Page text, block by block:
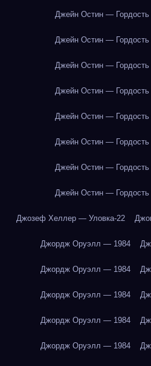
Джейн Остин — Гордость
Джейн Остин — Гордость
Джейн Остин — Гордость
Джейн Остин — Гордость
Джейн Остин — Гордость
Джейн Остин — Гордость
Джейн Остин — Гордость
Джейн Остин — Гордость
Джозеф Хеллер — Уловка-22
Джордж Оруэлл — 1984
Джордж Оруэлл — 1984
Джордж Оруэлл — 1984
Джордж Оруэлл — 1984
Джордж Оруэлл — 1984